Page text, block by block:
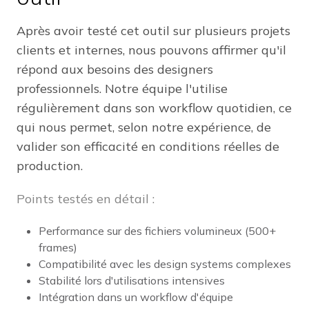
Après avoir testé cet outil sur plusieurs projets
clients et internes, nous pouvons affirmer qu'il
répond aux besoins des designers
professionnels. Notre équipe l'utilise
régulièrement dans son workflow quotidien, ce
qui nous permet, selon notre expérience, de
valider son efficacité en conditions réelles de
production.
Points testés en détail :
Performance sur des fichiers volumineux (500+
frames)
Compatibilité avec les design systems complexes
Stabilité lors d'utilisations intensives
Intégration dans un workflow d'équipe